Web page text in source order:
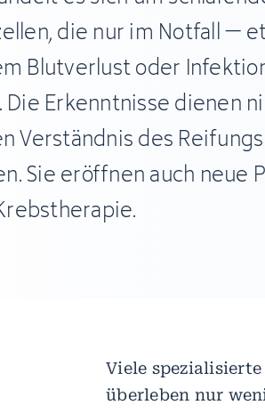
die nur im Notfall –
Blutverlust oder
Die Erkenntnisse dienen
Verständnis des
Sie eröffnen auch neue
Viele
überleben nur